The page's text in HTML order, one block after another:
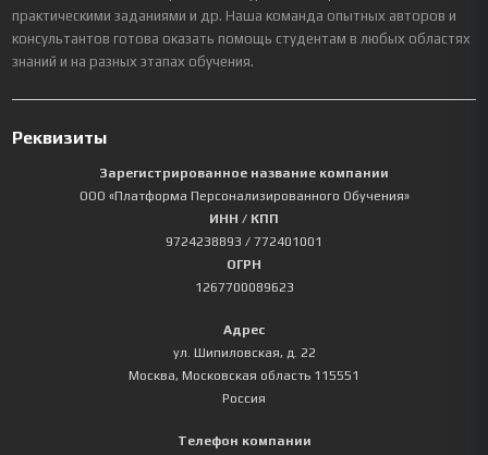
практическими заданиями и др. Наша команда опытных авторов и
консультантов готова оказать помощь студентам в любых областях
знаний и на разных этапах обучения.
Реквизиты
Зарегистрированное название компании
ООО «Платформа Персонализированного Обучения»
ИНН / КПП
9724238893 / 772401001
ОГРН
1267700089623
Адрес
ул. Шипиловская, д. 22
Москва, Московская область 115551
Россия
Телефон компании